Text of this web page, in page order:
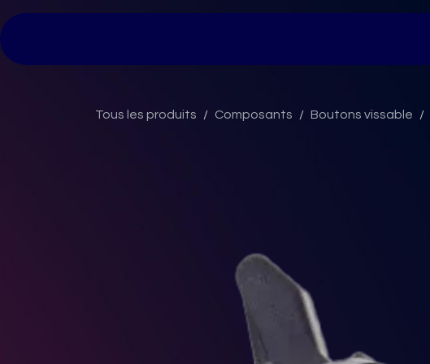
Se rendre au contenu
Tous les produits Composants Boutons vissable